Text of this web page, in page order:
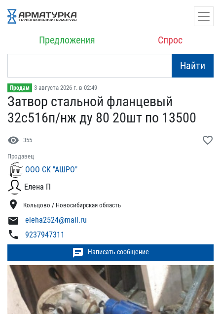
Предложения Спрос
Найти
Продам 3 августа 2026 г. в 02:49
Затвор стальной фланцевы​й
32с516п/нж ду 80 20шт ​по 13500
visibility 355 favorite_border
Продавец
ООО СК "АШРО"
Елена П
location_on Кольцово / Новосибирская область
mail eleha2524@mail.ru
phone 9237947311
chat Написать сообщение